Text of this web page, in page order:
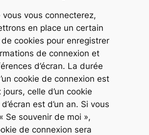
vous vous connecterez,
en place un certain
cookies pour enregistrer
de connexion et
d’écran. La durée
cookie de connexion est
celle d’un cookie
d’écran est d’un an. Si vous
Se souvenir de moi »,
de connexion sera